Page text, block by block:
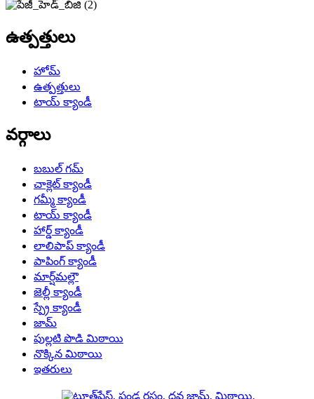
ఉత్పత్తులు
హోమ్
ఉత్పత్తులు
టాయ్ క్యాండీ
వర్గాలు
బబుల్ గమ్
చాక్లెట్ క్యాండీ
గమ్మీ క్యాండీ
టాయ్ క్యాండీ
హార్డ్ క్యాండీ
లాలిపాప్ క్యాండీ
పాపింగ్ క్యాండీ
మార్ష్‌మల్లౌ
జెల్లీ క్యాండీ
స్ప్రే క్యాండీ
జామ్
పుల్లటి పొడి మిఠాయి
నొక్కిన మిఠాయి
ఇతరులు